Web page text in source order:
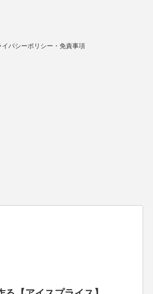
イバシーポリシー・免責事項